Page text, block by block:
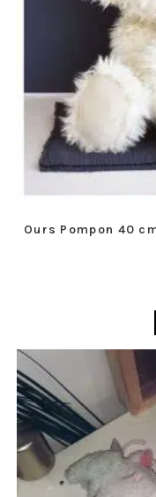
Ours Pompon 40